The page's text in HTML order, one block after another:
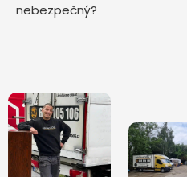
nebezpečný?